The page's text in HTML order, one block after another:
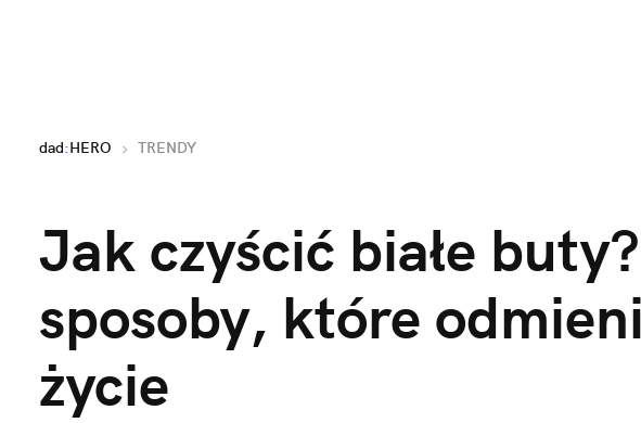
dad:HERO TRENDY
Jak czyścić białe
sposoby, które
życie